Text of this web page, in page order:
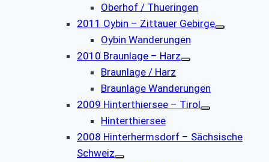
Oberhof / Thueringen
2011 Oybin – Zittauer Gebirge
Oybin Wanderungen
2010 Braunlage – Harz
Braunlage / Harz
Braunlage Wanderungen
2009 Hinterthiersee – Tirol
Hinterthiersee
2008 Hinterhermsdorf – Sächsische
Schweiz